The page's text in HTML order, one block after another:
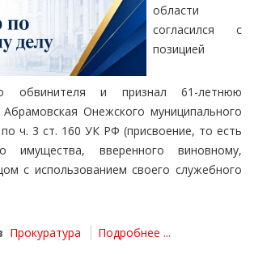
области
согласился с
позицией
обвинителя и признал 61-летнюю
Онежского муниципального
ч. 3 ст. 160 УК РФ (присвоение, то есть
имущества, вверенного виновному,
с использованием своего служебного
Прокуратура Подробнее ...